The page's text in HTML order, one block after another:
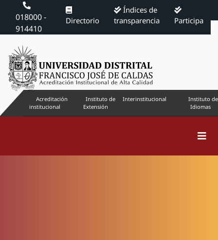
018000 -
914410
Directorio
Índices de
transparencia
Participa
Acreditación
institucional
Instituto de
Extensión
Interinstitucional
Instituto de
Idiomas